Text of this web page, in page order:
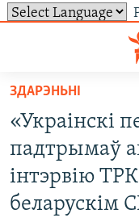
доступу
Перайсьці
галоўнага
зьместу
Перайсьці
да
УСЕ НАВІНЫ
ВІДЭА І ФОТА
ТОЛЬКІ НА
СУВЯЗЬ
АБЫСЬЦІ БЛЯКАВАНЬНЕ
ПАДПІСАЦЦА
ЗДАРЭНЬНІ
«Украінскі
падтрымаў
інтэрвію
беларускім